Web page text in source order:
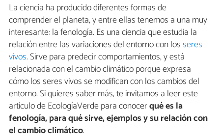
La ciencia ha producido diferentes formas de
comprender el planeta, y entre ellas tenemos a una muy
interesante: la fenología. Es una ciencia que estudia la
relación entre las variaciones del entorno con losseres
vivos. Sirve para predecir comportamientos, y está
relacionada con el cambio climático porque expresa
cómo los seres vivos se modifican con los cambios del
entorno. Si quieres saber más, te invitamos a leer este
artículo de EcologíaVerde para conocerqué es la
fenología, para qué sirve, ejemplos y su relación con
el cambio climático.